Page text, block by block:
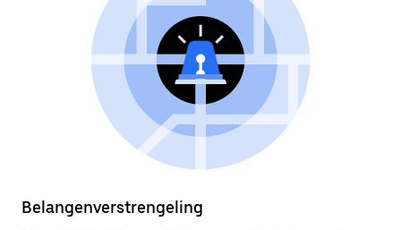
Belangenverstrengeling